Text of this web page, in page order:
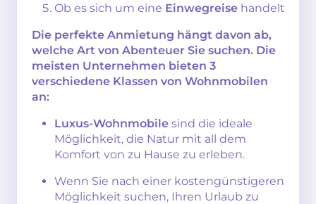
Ob es sich um eine Einwegreise handelt
Die perfekte Anmietung hängt davon ab,
welche Art von Abenteuer Sie suchen. Die
meisten Unternehmen bieten 3
verschiedene Klassen von Wohnmobilen
an:
Luxus-Wohnmobile sind die ideale
Möglichkeit, die Natur mit all dem
Komfort von zu Hause zu erleben.
Wenn Sie nach einer kostengünstigeren
Möglichkeit suchen, Ihren Urlaub zu